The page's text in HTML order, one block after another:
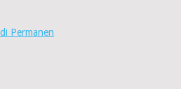
Permanen